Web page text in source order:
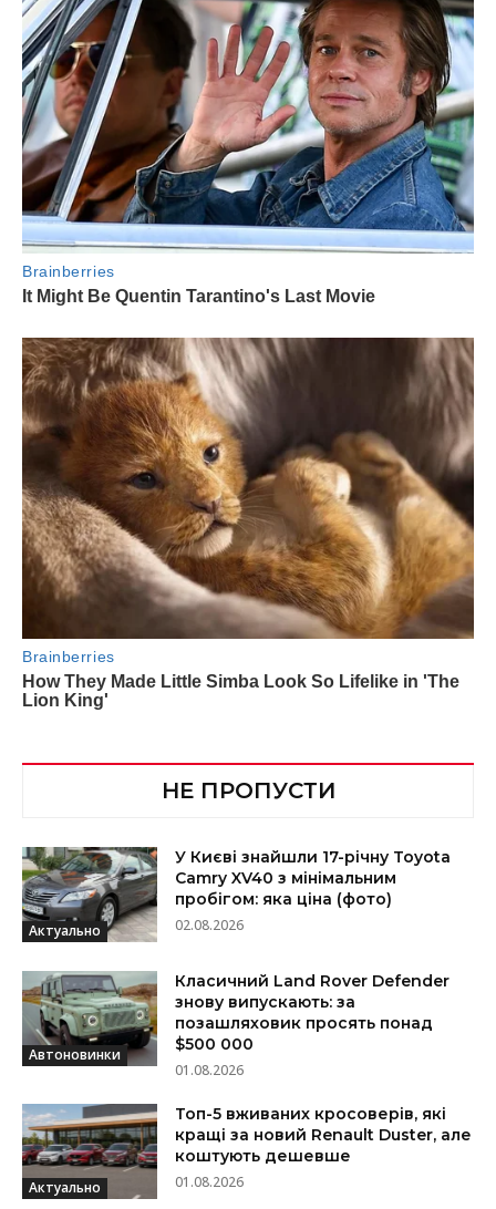
НЕ ПРОПУСТИ
Актуально
У Києві знайшли 17-річну Toyota
Camry XV40 з мінімальним
пробігом: яка ціна (фото)
02.08.2026
Автоновинки
Класичний Land Rover Defender
знову випускають: за
позашляховик просять понад
$500 000
01.08.2026
Актуально
Топ-5 вживаних кросоверів, які
кращі за новий Renault Duster, але
коштують дешевше
01.08.2026